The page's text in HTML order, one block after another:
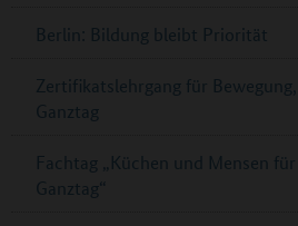
Berlin: Bildung bleibt Priorität
Zertifikatslehrgang für
Ganztag
Fachtag „Küchen und Mensen
Ganztag“